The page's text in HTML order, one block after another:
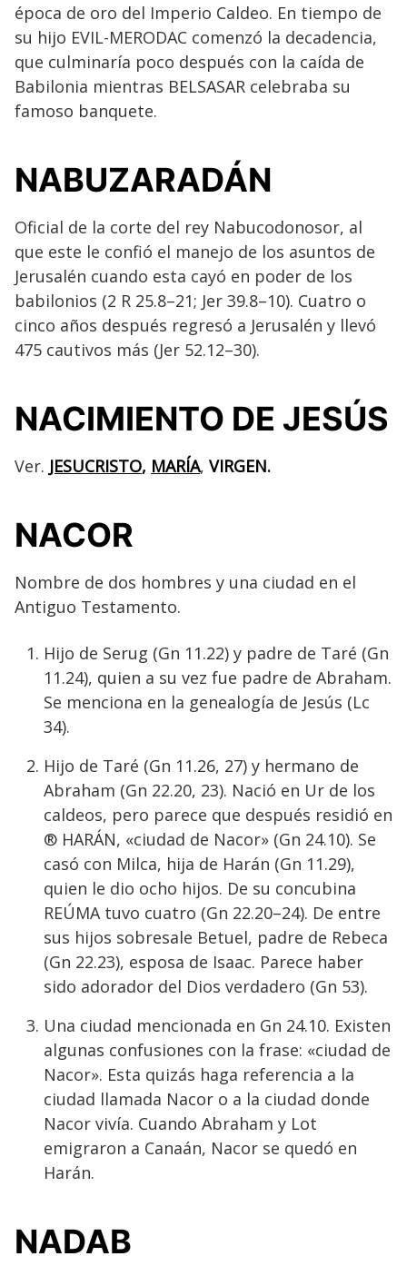
época de oro del Imperio Caldeo. En tiempo de
su hijo EVIL-MERODAC comenzó la decadencia,
que culminaría poco después con la caída de
Babilonia mientras BELSASAR celebraba su
famoso banquete.
NABUZARADÁN
Oficial de la corte del rey Nabucodonosor, al
que este le confió el manejo de los asuntos de
Jerusalén cuando esta cayó en poder de los
babilonios (2 R 25.8–21; Jer 39.8–10). Cuatro o
cinco años después regresó a Jerusalén y llevó
475 cautivos más (Jer 52.12–30).
NACIMIENTO DE JESÚS
Ver. JESUCRISTO, MARÍA, VIRGEN.
NACOR
Nombre de dos hombres y una ciudad en el
Antiguo Testamento.
Hijo de Serug (Gn 11.22) y padre de Taré (Gn
11.24), quien a su vez fue padre de Abraham.
Se menciona en la genealogía de Jesús (Lc
34).
Hijo de Taré (Gn 11.26, 27) y hermano de
Abraham (Gn 22.20, 23). Nació en Ur de los
caldeos, pero parece que después residió en
® HARÁN, «ciudad de Nacor» (Gn 24.10). Se
casó con Milca, hija de Harán (Gn 11.29),
quien le dio ocho hijos. De su concubina
REÚMA tuvo cuatro (Gn 22.20–24). De entre
sus hijos sobresale Betuel, padre de Rebeca
(Gn 22.23), esposa de Isaac. Parece haber
sido adorador del Dios verdadero (Gn 53).
Una ciudad mencionada en Gn 24.10. Existen
algunas confusiones con la frase: «ciudad de
Nacor». Esta quizás haga referencia a la
ciudad llamada Nacor o a la ciudad donde
Nacor vivía. Cuando Abraham y Lot
emigraron a Canaán, Nacor se quedó en
Harán.
NADAB